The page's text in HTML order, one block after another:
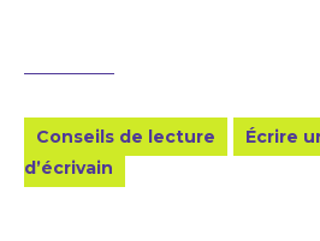
Conseils de lecture Écrire
d’écrivain